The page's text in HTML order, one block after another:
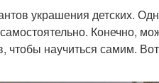
украшения детских.
Конечно,
чтобы научиться самим.